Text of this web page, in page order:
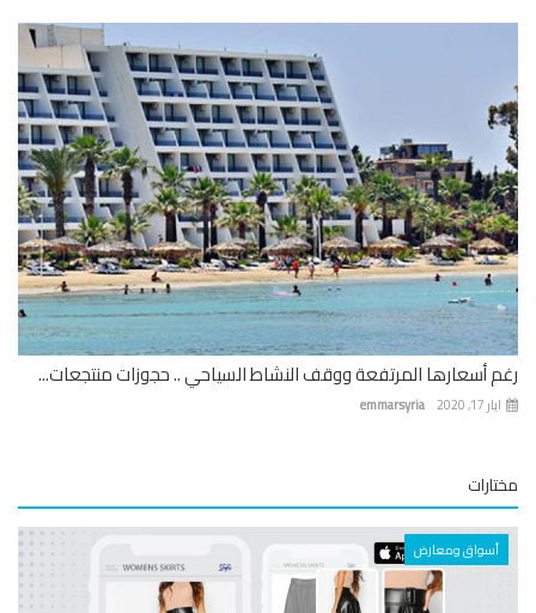
أسعارها المرتفعة ووقف النشاط السياحي .. حجوزات منتجعات...
emmarsyria
أسواق ومعارض